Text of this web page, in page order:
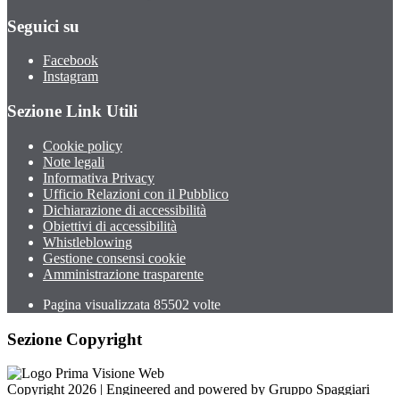
Seguici su
Facebook
Instagram
Sezione Link Utili
Cookie policy
Note legali
Informativa Privacy
Ufficio Relazioni con il Pubblico
Dichiarazione di accessibilità
Obiettivi di accessibilità
Whistleblowing
Gestione consensi cookie
Amministrazione trasparente
Pagina visualizzata 85502 volte
Sezione Copyright
Copyright 2026 | Engineered and powered by Gruppo Spaggiari